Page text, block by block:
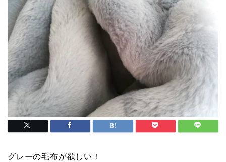
グレーの毛布が欲しい！